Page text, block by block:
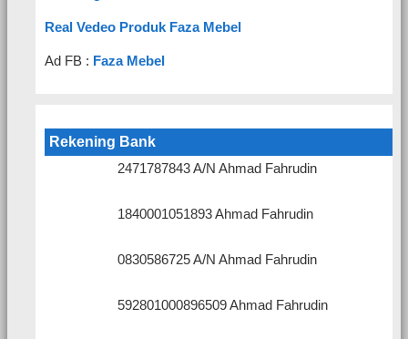
Real Vedeo Produk Faza Mebel
Ad FB : Faza Mebel
Rekening Bank
2471787843 A/N Ahmad Fahrudin
1840001051893 Ahmad Fahrudin
0830586725 A/N Ahmad Fahrudin
592801000896509 Ahmad Fahrudin